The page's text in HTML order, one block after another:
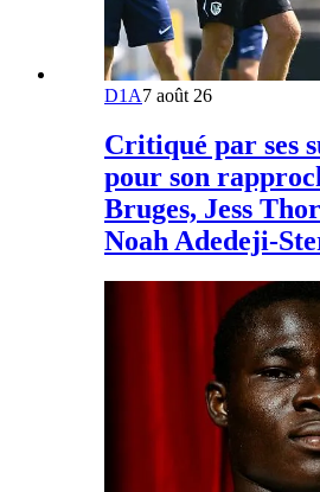
D1A7 août 26
Critiqué par ses
pour son
Bruges, Jess
Noah Adedeji-